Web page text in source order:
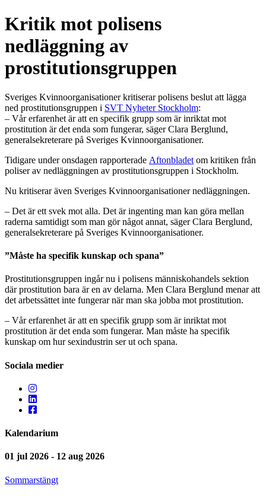
Kritik mot polisens
nedläggning av
prostitutionsgruppen
Sveriges Kvinnoorganisationer kritiserar polisens beslut att lägga
ned prostitutionsgruppen i SVT Nyheter Stockholm:
– Vår erfarenhet är att en specifik grupp som är inriktat mot
prostitution är det enda som fungerar, säger Clara Berglund,
generalsekreterare på Sveriges Kvinnoorganisationer.
Tidigare under onsdagen rapporterade Aftonbladet om kritiken från
poliser av nedläggningen av prostitutionsgruppen i Stockholm.
Nu kritiserar även Sveriges Kvinnoorganisationer nedläggningen.
– Det är ett svek mot alla. Det är ingenting man kan göra mellan
raderna samtidigt som man gör något annat, säger Clara Berglund,
generalsekreterare på Sveriges Kvinnoorganisationer.
”Måste ha specifik kunskap och spana”
Prostitutionsgruppen ingår nu i polisens människohandels sektion
där prostitution bara är en av delarna. Men Clara Berglund menar att
det arbetssättet inte fungerar när man ska jobba mot prostitution.
– Vår erfarenhet är att en specifik grupp som är inriktat mot
prostitution är det enda som fungerar. Man måste ha specifik
kunskap om hur sexindustrin ser ut och spana.
Sociala medier
Kalendarium
01 jul 2026 - 12 aug 2026
Sommarstängt